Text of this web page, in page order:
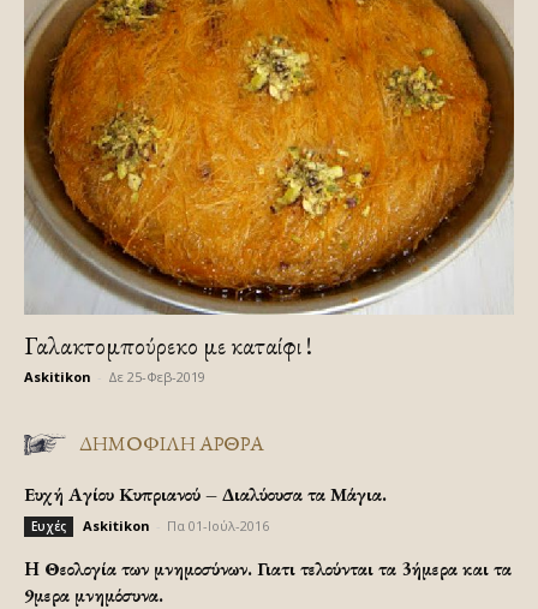
Γαλακτομπούρεκο με καταίφι !
Askitikon Δε 25-Φεβ-2019
ΔΗΜΟΦΙΛΗ ΑΡΘΡΑ
Ευχή Αγίου Κυπριανού – Διαλύουσα τα Μάγια.
Ευχές Askitikon Πα 01-Ιούλ-2016
H Θεολογία των μνημοσύνων. Γιατι τελούνται τα 3ήμερα και τα
9μερα μνημόσυνα.